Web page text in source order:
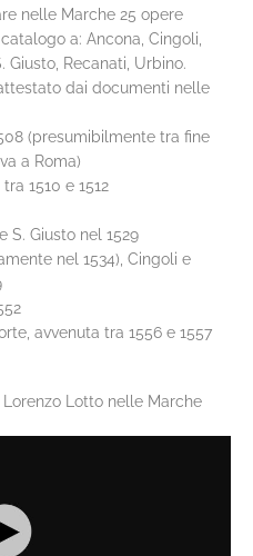
nelle Marche 25 opere
a: Ancona, Cingoli,
Giusto, Recanati, Urbino.
dai documenti nelle
(presumibilmente tra fine
a Roma)
1510 e 1512
S. Giusto nel 1529
nel 1534), Cingoli e
avvenuta tra 1556 e 1557
Lotto nelle Marche